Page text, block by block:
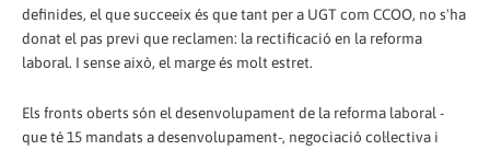
definides, el que succeeix és que tant per a UGT com CCOO, no s'ha
donat el pas previ que reclamen: la rectificació en la reforma
laboral. I sense això, el marge és molt estret.
Els fronts oberts són el desenvolupament de la reforma laboral -
que té 15 mandats a desenvolupament-, negociació col·lectiva i